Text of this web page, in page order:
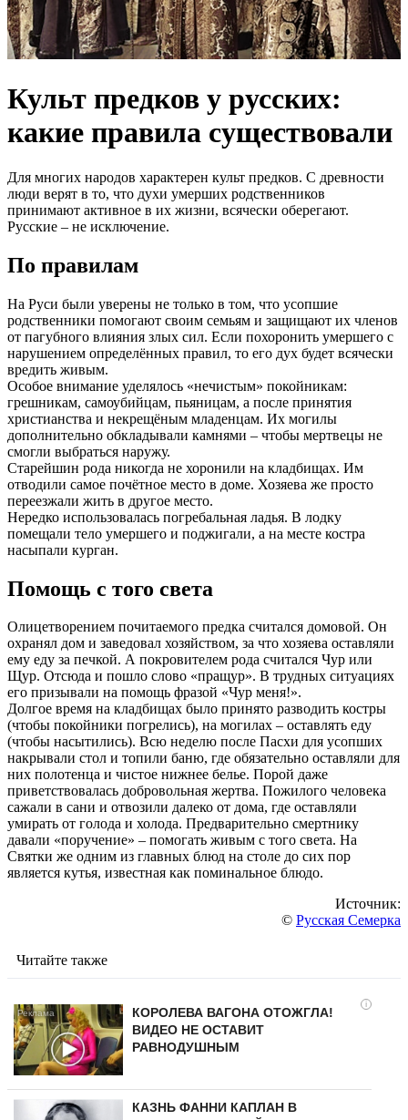
Культ предков у русских:
какие правила существовали
Для многих народов характерен культ предков. С древности
люди верят в то, что духи умерших родственников
принимают активное в их жизни, всячески оберегают.
Русские – не исключение.
По правилам
На Руси были уверены не только в том, что усопшие
родственники помогают своим семьям и защищают их членов
от пагубного влияния злых сил. Если похоронить умершего с
нарушением определённых правил, то его дух будет всячески
вредить живым.
Особое внимание уделялось «нечистым» покойникам:
грешникам, самоубийцам, пьяницам, а после принятия
христианства и некрещёным младенцам. Их могилы
дополнительно обкладывали камнями – чтобы мертвецы не
смогли выбраться наружу.
Старейшин рода никогда не хоронили на кладбищах. Им
отводили самое почётное место в доме. Хозяева же просто
переезжали жить в другое место.
Нередко использовалась погребальная ладья. В лодку
помещали тело умершего и поджигали, а на месте костра
насыпали курган.
Помощь с того света
Олицетворением почитаемого предка считался домовой. Он
охранял дом и заведовал хозяйством, за что хозяева оставляли
ему еду за печкой. А покровителем рода считался Чур или
Щур. Отсюда и пошло слово «пращур». В трудных ситуациях
его призывали на помощь фразой «Чур меня!».
Долгое время на кладбищах было принято разводить костры
(чтобы покойники погрелись), на могилах – оставлять еду
(чтобы насытились). Всю неделю после Пасхи для усопших
накрывали стол и топили баню, где обязательно оставляли для
них полотенца и чистое нижнее белье. Порой даже
приветствовалась добровольная жертва. Пожилого человека
сажали в сани и отвозили далеко от дома, где оставляли
умирать от голода и холода. Предварительно смертнику
давали «поручение» – помогать живым с того света. На
Святки же одним из главных блюд на столе до сих пор
является кутья, известная как поминальное блюдо.
Источник:
© Русская Семерка
Читайте также
i
КОРОЛЕВА ВАГОНА ОТОЖГЛА!
ВИДЕО НЕ ОСТАВИТ
РАВНОДУШНЫМ
КАЗНЬ ФАННИ КАПЛАН В